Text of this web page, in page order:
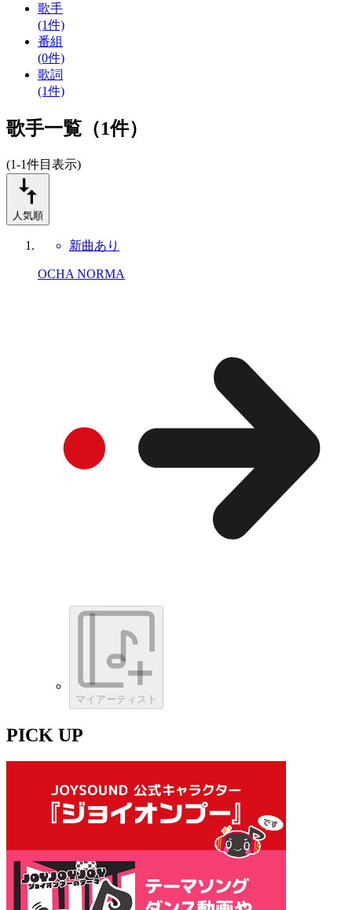
歌手
(1件)
番組
(0件)
歌詞
(1件)
歌手一覧（1件）
(1-1件目表示)
人気順
新曲あり
OCHA NORMA
マイアーティスト
PICK UP